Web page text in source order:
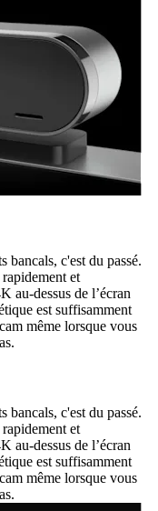
bancals, c'est du passé.
et
au-dessus de l’écran
est suffisamment
même lorsque vous
bancals, c'est du passé.
et
au-dessus de l’écran
est suffisamment
même lorsque vous